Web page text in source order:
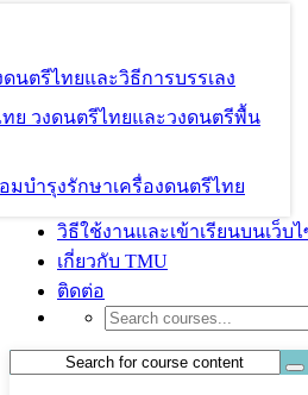
ดนตรีไทยและวิธีการบรรเลง
ทย วงดนตรีไทยและวงดนตรีพื้น
มบำรุงรักษาเครื่องดนตรีไทย
วิธีใช้งานและเข้าเรียนบนเว็บ
เกี่ยวกับ TMU
ติดต่อ